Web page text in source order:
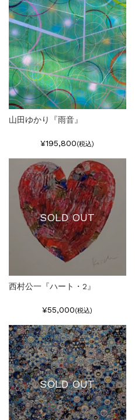
山田ゆかり『雨音』
¥195,800(税込)
SOLD OUT
西村公一『ハート・2』
¥55,000(税込)
SOLD OUT